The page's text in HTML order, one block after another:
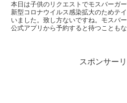
本日は子供のリクエストでモスバーガ
新型コロナウイルス感染拡大のためテ
いました。致し方ないですね。モスバ
公式アプリから予約すると待つことも
スポンサー